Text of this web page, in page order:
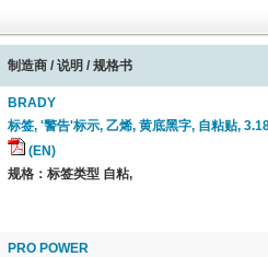
制造商 / 说明 / 规格书
BRADY
标签, '警告'标示, 乙烯, 黄底黑字, 自粘贴,
(EN)
规格：标签类型 自粘,
PRO POWER